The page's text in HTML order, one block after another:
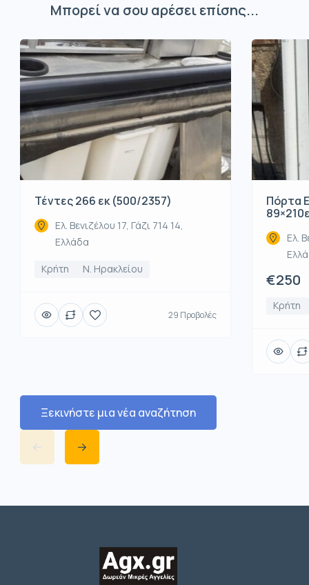
Μπορεί να σου αρέσει επίσης...
Τέντες 266 εκ (500/2357)
Ελ. Βενιζέλου 17, Γάζι 714 14,
Ελλάδα
Κρήτη Ν. Ηρακλείου
29 Προβολές
Πόρτα
Ελ.
€250
Κρήτη
Ξεκινήστε μια νέα αναζήτηση